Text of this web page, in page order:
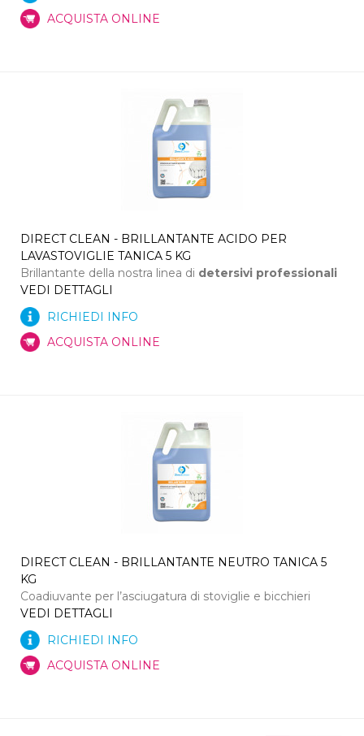
ACQUISTA ONLINE
DIRECT CLEAN - BRILLANTANTE ACIDO PER
LAVASTOVIGLIE TANICA 5 KG
Brillantante della nostra linea di detersivi professionali
VEDI DETTAGLI
RICHIEDI INFO
ACQUISTA ONLINE
DIRECT CLEAN - BRILLANTANTE NEUTRO TANICA 5
KG
Coadiuvante per l’asciugatura di stoviglie e bicchieri
VEDI DETTAGLI
RICHIEDI INFO
ACQUISTA ONLINE